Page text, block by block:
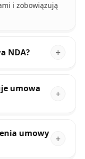
i zobowiązują
NDA?
umowa
umowy